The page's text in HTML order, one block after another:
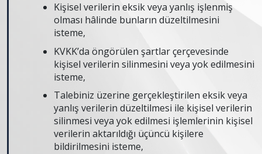
Kişisel verilerin eksik veya yanlış işlenmiş
olması hâlinde bunların düzeltilmesini
isteme,
KVKK’da öngörülen şartlar çerçevesinde
kişisel verilerin silinmesini veya yok edilmesini
isteme,
Talebiniz üzerine gerçekleştirilen eksik veya
yanlış verilerin düzeltilmesi ile kişisel verilerin
silinmesi veya yok edilmesi işlemlerinin kişisel
verilerin aktarıldığı üçüncü kişilere
bildirilmesini isteme,